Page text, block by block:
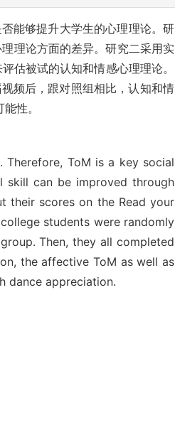
能够提升大学生的心理理论。研
理论方面的差异。研究二采用实
估被试的认知和情感心理理论。
频后，跟对照组相比，认知和情
性。
ToM is a key social
skill can be improved through
their scores on the Read your
students were randomly
Then, they all completed
the affective ToM as well as
dance appreciation.